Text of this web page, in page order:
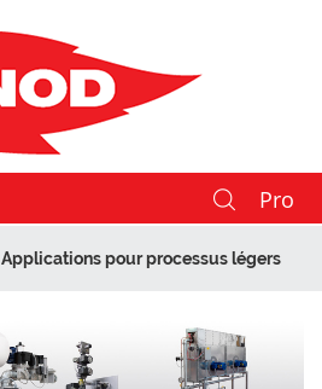
Pro
Applications pour processus légers